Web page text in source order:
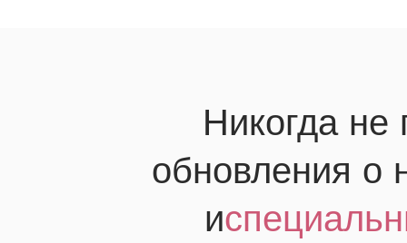
Никогда не
обновления о
и